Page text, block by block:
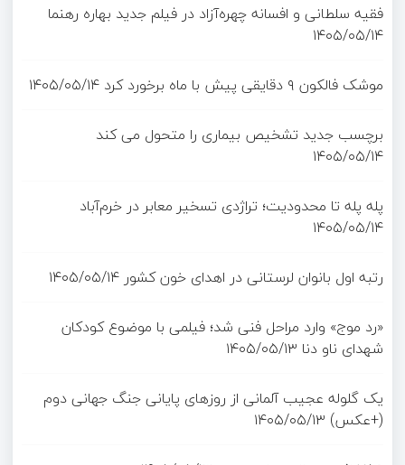
فقیه سلطانی و افسانه چهره‌آزاد در فیلم جدید بهاره رهنما
۱۴۰۵/۰۵/۱۴
موشک فالکون ۹ دقایقی پیش با ماه برخورد کرد
۱۴۰۵/۰۵/۱۴
برچسب جدید تشخیص بیماری را متحول می کند
۱۴۰۵/۰۵/۱۴
پله پله تا محدودیت؛ تراژدی تسخیر معابر در خرم‌آباد
۱۴۰۵/۰۵/۱۴
رتبه اول بانوان لرستانی در اهدای خون کشور ۱۴۰۵/۰۵/۱۴
«رد موج» وارد مراحل فنی شد؛ فیلمی با موضوع کودکان
شهدای ناو دنا ۱۴۰۵/۰۵/۱۳
یک گلوله عجیب آلمانی از روزهای پایانی جنگ جهانی دوم
(+عکس) ۱۴۰۵/۰۵/۱۳